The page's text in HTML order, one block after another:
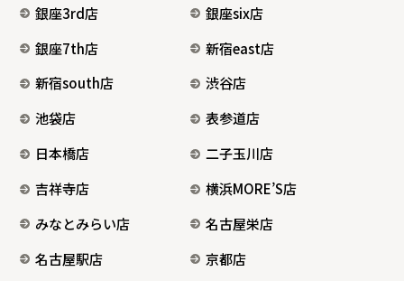
銀座3rd店
銀座six店
銀座7th店
新宿east店
新宿south店
渋谷店
池袋店
表参道店
日本橋店
二子玉川店
吉祥寺店
横浜MORE’S店
みなとみらい店
名古屋栄店
名古屋駅店
京都店